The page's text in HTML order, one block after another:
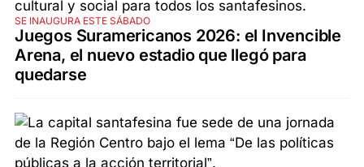
SE INAUGURA ESTE SÁBADO
Juegos Suramericanos 2026: el Invencible
Arena, el nuevo estadio que llegó para
quedarse